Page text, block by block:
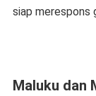
siap merespons
Maluku dan